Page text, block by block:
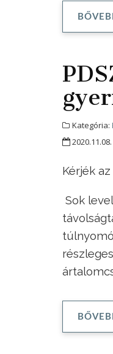
Kategória:
Kérjék
Sok